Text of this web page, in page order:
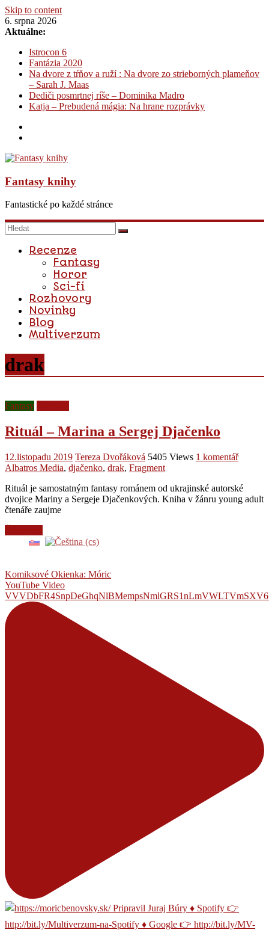
Skip to content
6. srpna 2026
Aktuálne:
Istrocon 6
Fantázia 2020
Na dvore z tŕňov a ruží : Na dvore zo strieborných plameňov
– Sarah J. Maas
Dediči posmrtnej ríše – Dominika Madro
Katja – Prebudená mágia: Na hrane rozprávky
Fantasy knihy
Fantastické po každé stránce
Recenze
Fantasy
Horor
Sci-fi
Rozhovory
Novinky
Blog
Multiverzum
drak
Fantasy
Rituál – Marina a Sergej Djačenko
12.listopadu 2019 Tereza Dvořáková 5405 Views 1 komentář
Albatros Media, djačenko, drak, Fragment
Rituál je samostatným fantasy románem od ukrajinské autorské
dvojice Mariny a Sergeje Djačenkových. Kniha v žánru young adult
čtenáře zaujme
Komiksové Okienka: Móric
YouTube Video